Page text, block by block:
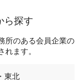
ら探す
所のある会員企業の
れます。
東北